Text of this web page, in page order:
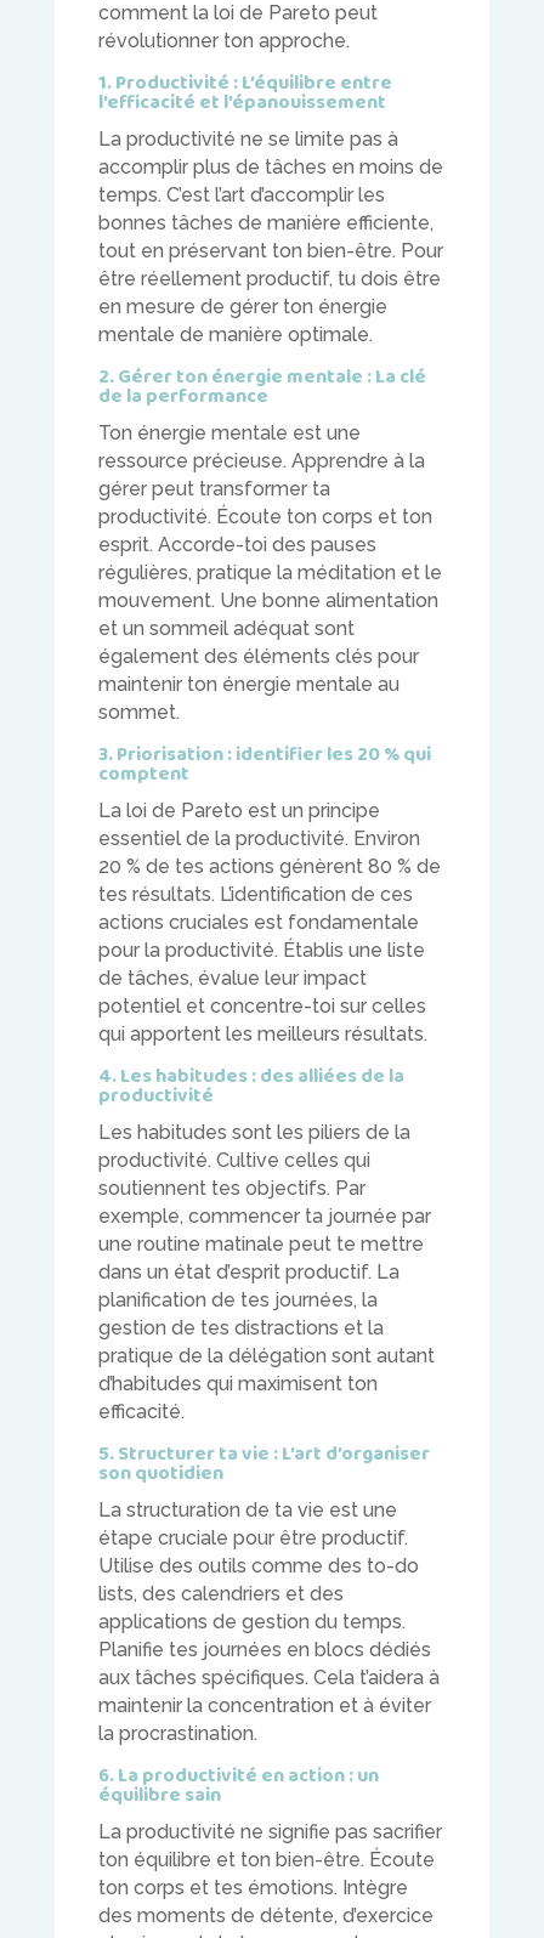
comment la loi de Pareto peut
révolutionner ton approche.
1. Productivité : L’équilibre entre
l’efficacité et l’épanouissement
La productivité ne se limite pas à
accomplir plus de tâches en moins de
temps. C’est l’art d’accomplir les
bonnes tâches de manière efficiente,
tout en préservant ton bien-être. Pour
être réellement productif, tu dois être
en mesure de gérer ton énergie
mentale de manière optimale.
2. Gérer ton énergie mentale : La clé
de la performance
Ton énergie mentale est une
ressource précieuse. Apprendre à la
gérer peut transformer ta
productivité. Écoute ton corps et ton
esprit. Accorde-toi des pauses
régulières, pratique la méditation et le
mouvement. Une bonne alimentation
et un sommeil adéquat sont
également des éléments clés pour
maintenir ton énergie mentale au
sommet.
3. Priorisation : identifier les 20 % qui
comptent
La loi de Pareto est un principe
essentiel de la productivité. Environ
20 % de tes actions génèrent 80 % de
tes résultats. L’identification de ces
actions cruciales est fondamentale
pour la productivité. Établis une liste
de tâches, évalue leur impact
potentiel et concentre-toi sur celles
qui apportent les meilleurs résultats.
4. Les habitudes : des alliées de la
productivité
Les habitudes sont les piliers de la
productivité. Cultive celles qui
soutiennent tes objectifs. Par
exemple, commencer ta journée par
une routine matinale peut te mettre
dans un état d’esprit productif. La
planification de tes journées, la
gestion de tes distractions et la
pratique de la délégation sont autant
d’habitudes qui maximisent ton
efficacité.
5. Structurer ta vie : L’art d’organiser
son quotidien
La structuration de ta vie est une
étape cruciale pour être productif.
Utilise des outils comme des to-do
lists, des calendriers et des
applications de gestion du temps.
Planifie tes journées en blocs dédiés
aux tâches spécifiques. Cela t’aidera à
maintenir la concentration et à éviter
la procrastination.
6. La productivité en action : un
équilibre sain
La productivité ne signifie pas sacrifier
ton équilibre et ton bien-être. Écoute
ton corps et tes émotions. Intègre
des moments de détente, d’exercice